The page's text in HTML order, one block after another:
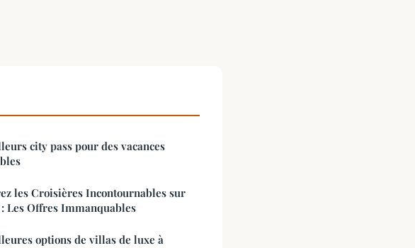
city pass pour des vacances
les Croisières Incontournables sur
Les Offres Immanquables
options de villas de luxe à